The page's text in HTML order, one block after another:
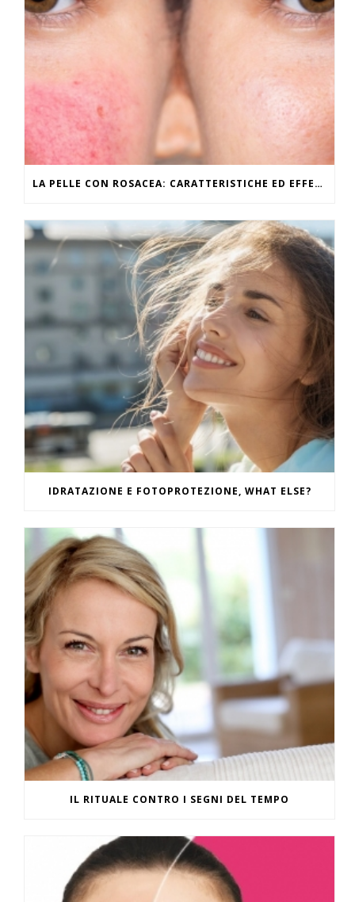
LA PELLE CON ROSACEA: CARATTERISTICHE ED EFFETTI DEL CALDO
IDRATAZIONE E FOTOPROTEZIONE, WHAT ELSE?
IL RITUALE CONTRO I SEGNI DEL TEMPO